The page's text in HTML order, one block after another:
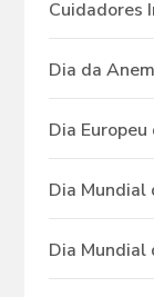
Cuidadores
Dia da
Dia
Dia Mundial
Dia Mundial